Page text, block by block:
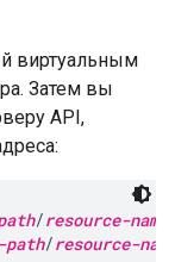
виртуальным
Затем вы
API,
/resource-name
path/resource-